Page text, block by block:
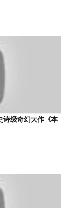
诗级奇幻大作《本